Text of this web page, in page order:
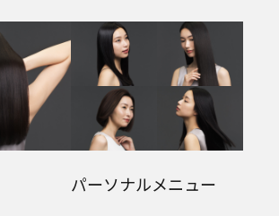
パーソナルメニュー